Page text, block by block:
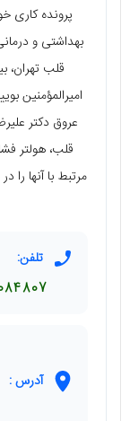
پرونده کاری
بهداشتی و
قلب تهران،
امیرالمؤمنین
عروق دکتر
قلب، هولتر
مرتبط با آنها
تلفن:
آدرس :